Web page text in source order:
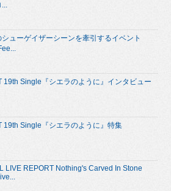
...
シューゲイザーシーンを牽引するイベント
19th Single『シエラのように』インタビュー
19th Single『シエラのように』特集
LIVE REPORT Nothing's Carved In Stone